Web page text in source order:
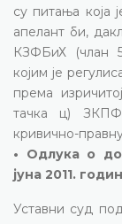
су питања која
апелант би,
КЗФБиХ (члан
којим је
према
тачка ц)
кривично-
• Одлука о
јуна 2011.
Уставни суд